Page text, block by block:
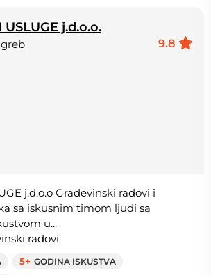
j.d.o.o.
9.8
j.d.o.o Građevinski radovi i
sa iskusnim timom ljudi sa
u...
radovi
5+ GODINA ISKUSTVA